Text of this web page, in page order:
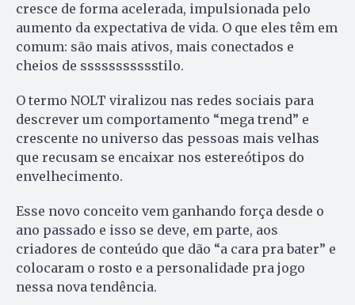
cresce de forma acelerada, impulsionada pelo
aumento da expectativa de vida. O que eles têm em
comum: são mais ativos, mais conectados e
cheios de ssssssssssstilo.
O termo NOLT viralizou nas redes sociais para
descrever um comportamento “mega trend” e
crescente no universo das pessoas mais velhas
que recusam se encaixar nos estereótipos do
envelhecimento.
Esse novo conceito vem ganhando força desde o
ano passado e isso se deve, em parte, aos
criadores de conteúdo que dão “a cara pra bater” e
colocaram o rosto e a personalidade pra jogo
nessa nova tendência.